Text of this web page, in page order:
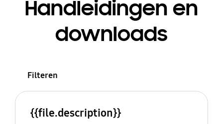
Handleidingen en
downloads
Filteren
{{file.description}}